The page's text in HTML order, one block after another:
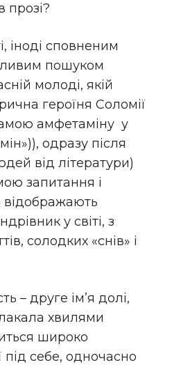
прозі?
іноді сповненим
пошуком
молоді, якій
героїня Соломії
амфетаміну у
одразу після
від літератури)
запитання і
відображають
у світі, з
солодких «снів» і
– друге ім’я долі,
хвилями
широко
себе, одночасно